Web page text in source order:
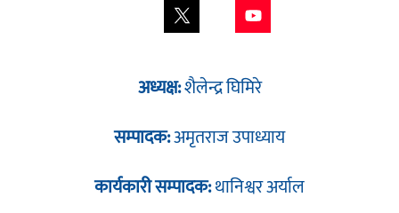
अध्यक्ष:शैलेन्द्र घिमिरे
सम्पादक:अमृतराज उपाध्याय
कार्यकारी सम्पादक:थानिश्वर अर्याल